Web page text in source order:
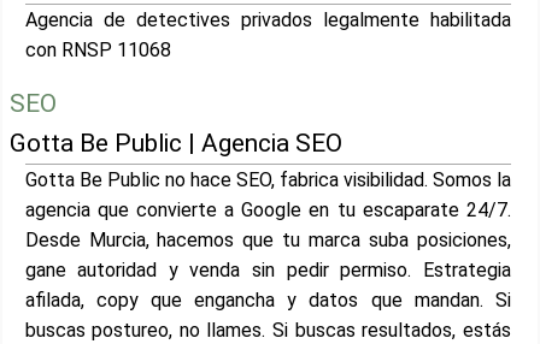
Agencia de detectives privados legalmente habilitada
con RNSP 11068
SEO
Gotta Be Public | Agencia SEO
Gotta Be Public no hace SEO, fabrica visibilidad. Somos la
agencia que convierte a Google en tu escaparate 24/7.
Desde Murcia, hacemos que tu marca suba posiciones,
gane autoridad y venda sin pedir permiso. Estrategia
afilada, copy que engancha y datos que mandan. Si
buscas postureo, no llames. Si buscas resultados, estás